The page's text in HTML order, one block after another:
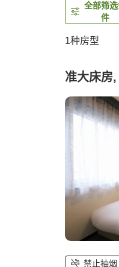
全部筛
件
1种房型
准大床房
禁止抽烟